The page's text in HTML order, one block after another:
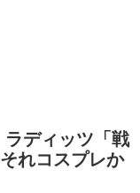
ラディッツ「戦
れコスプレか